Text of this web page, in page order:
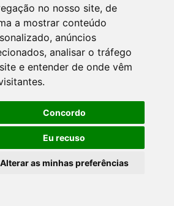
no nosso site, de
a mostrar conteúdo
anúncios
analisar o tráfego
e entender de onde vêm
Concordo
Eu recuso
Alterar as minhas preferências
2025, Águas de Gaia
da Proposta da Câmara Municipal,